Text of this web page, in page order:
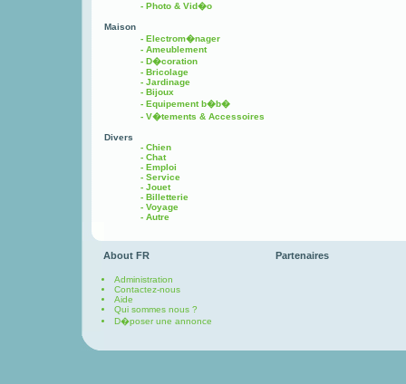
- Photo & Vid�o
Maison
- Electrom�nager
- Ameublement
- D�coration
- Bricolage
- Jardinage
- Bijoux
- Equipement b�b�
- V�tements & Accessoires
Divers
- Chien
- Chat
- Emploi
- Service
- Jouet
- Billetterie
- Voyage
- Autre
About FR
Administration
Contactez-nous
Aide
Qui sommes nous ?
D�poser une annonce
Partenaires